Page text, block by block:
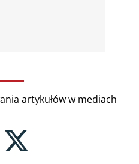
artykułów w mediach